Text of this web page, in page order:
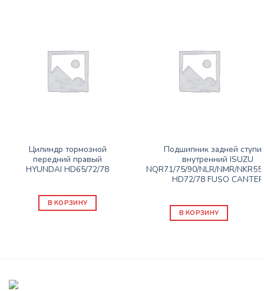
Цилиндр тормозной
передний правый
HYUNDAI HD65/72/78
В КОРЗИНУ
Подшипник задней
внутренний ISUZU
NQR71/75/90/NLR/NMR/
HD72/78 FUSO CANTER
В КОРЗИНУ